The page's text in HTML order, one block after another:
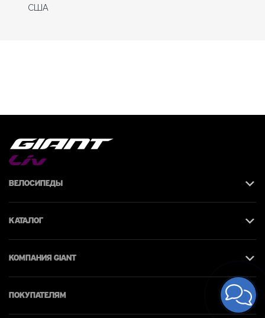
США
Велосипеды
Каталог
КОМПАНИЯ giant
Покупателям